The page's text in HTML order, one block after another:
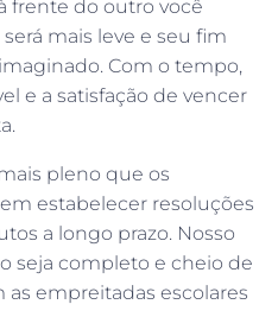
frente do outro você
mais leve e seu fim
Com o tempo,
e a satisfação de vencer
pleno que os
estabelecer resoluções
a longo prazo. Nosso
seja completo e cheio de
as empreitadas escolares